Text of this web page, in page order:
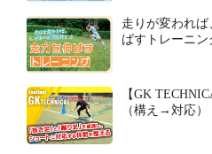
走りが変われ
ばすトレーニン
【GK
（構え→対応）